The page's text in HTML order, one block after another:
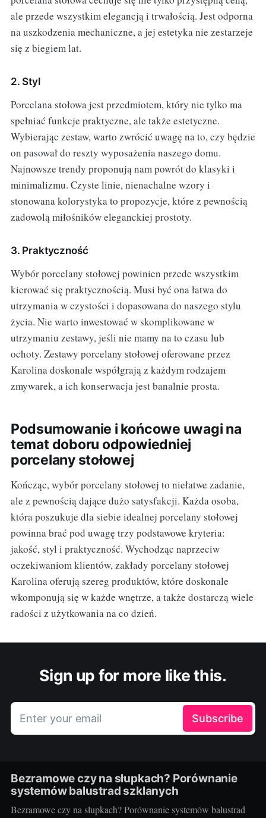
ale przede wszystkim elegancją i trwałością. Jest odporna
na uszkodzenia mechaniczne, a jej estetyka nie zestarzeje
się z biegiem lat.
2. Styl
Porcelana stołowa jest przedmiotem, który nie tylko ma
spełniać funkcje praktyczne, ale także estetyczne.
Wybierając zestaw, warto zwrócić uwagę na to, czy będzie
on pasował do reszty wyposażenia naszego domu.
Najnowsze trendy proponują nam powrót do klasyki i
minimalizmu. Czyste linie, nienachalne wzory i
stonowana kolorystyka to propozycje, które z pewnością
zadowolą miłośników eleganckiej prostoty.
3. Praktyczność
Wybór porcelany stołowej powinien przede wszystkim
kierować się praktycznością. Musi być ona łatwa do
utrzymania w czystości i dopasowana do naszego stylu
życia. Nie warto inwestować w skomplikowane w
utrzymaniu zestawy, jeśli nie mamy na to czasu lub
ochoty. Zestawy porcelany stołowej oferowane przez
Karolina doskonale współgrają z każdym rodzajem
zmywarek, a ich konserwacja jest banalnie prosta.
Podsumowanie i końcowe uwagi na
temat doboru odpowiedniej
porcelany stołowej
Kończąc, wybór porcelany stołowej to niełatwe zadanie,
ale z pewnością dające dużo satysfakcji. Każda osoba,
która poszukuje dla siebie idealnej porcelany stołowej
powinna brać pod uwagę trzy podstawowe kryteria:
jakość, styl i praktyczność. Wychodząc naprzeciw
oczekiwaniom klientów, zakłady porcelany stołowej
Karolina oferują szereg produktów, które doskonale
wkomponują się w każde wnętrze, a także dostarczą wiele
radości z użytkowania na co dzień.
Sign up for more like this.
Enter your email Subscribe
Bezramowe czy na słupkach? Porównanie
systemów balustrad szklanych
Bezramowe czy na słupkach? Porównanie systemów balustrad